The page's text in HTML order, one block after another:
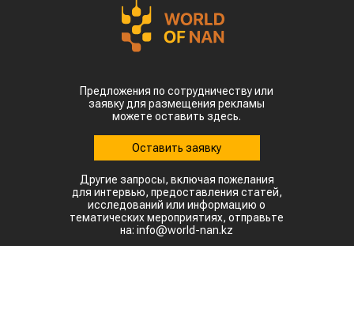
Предложения по сотрудничеству или
заявку для размещения рекламы
можете оставить здесь.
Оставить заявку
Другие запросы, включая пожелания
для интервью, предоставления статей,
исследований или информацию о
тематических мероприятиях, отправьте
на: info@world-nan.kz